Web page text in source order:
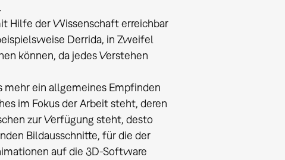
Hilfe der Wissenschaft erreichbar
Derrida, in Zweifel
können, da jedes Verstehen
mehr ein allgemeines Empfinden
im Fokus der Arbeit steht, deren
zur Verfügung steht, desto
Bildausschnitte, für die der
auf die 3D-Software